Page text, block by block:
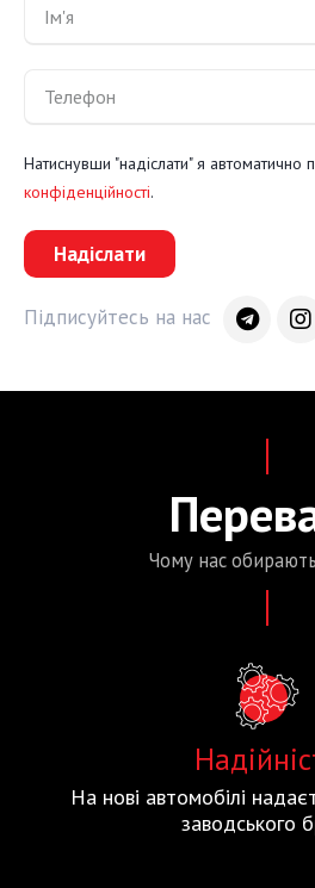
Натиснувши "надіслати" я автоматично
конфіденційності.
Надіслати
Підписуйтесь на нас
Чому насобирають
На нові автомобілі
заводського